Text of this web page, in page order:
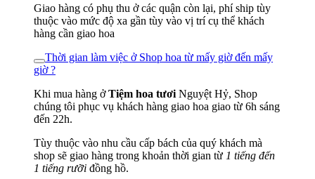
Giao hàng có phụ thu ở các quận còn lại, phí ship tùy
thuộc vào mức độ xa gần tùy vào vị trí cụ thể khách
hàng cần giao hoa
Thời gian làm việc ở Shop hoa từ mấy giờ đến mấy
giờ ?
Khi mua hàng ởTiệm hoa tươi Nguyệt Hỷ, Shop
chúng tôi phục vụ khách hàng giao hoa giao từ 6h sáng
đến 22h.
Tùy thuộc vào nhu cầu cấp bách của quý khách mà
shop sẽ giao hàng trong khoản thời gian từ 1 tiếng đến
1 tiếng rưỡi đồng hồ.